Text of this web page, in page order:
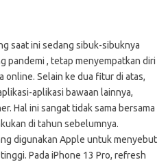
saat ini sedang sibuk-sibuknya
pandemi , tetap menyempatkan diri
online. Selain ke dua fitur di atas,
aplikasi bawaan lainnya,
Hal ini sangat tidak sama bersama
di tahun sebelumnya.
digunakan Apple untuk menyebut
Pada iPhone 13 Pro, refresh